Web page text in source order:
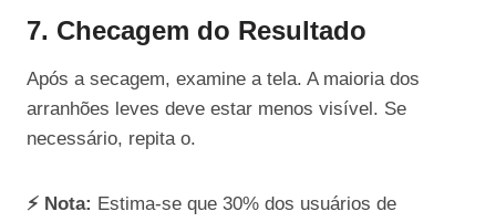
7. Checagem do Resultado
Após a secagem, examine a tela. A maioria dos
arranhões leves deve estar menos visível. Se
necessário, repita o.
⚡ Nota: Estima-se que 30% dos usuários de